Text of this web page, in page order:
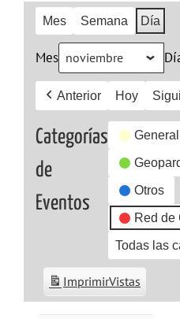
Mes Semana Día
Mes
Anterior Hoy
Categorías
de
Eventos
General
Otros
Red de
Todas las
ImprimirVistas